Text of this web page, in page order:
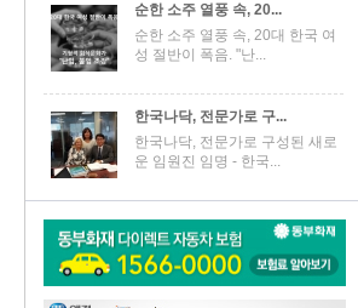
순한 소주 열풍 속, 20...
순한 소주 열풍 속, 20대 한국 여
성 절반이 폭음. "난...
한국나닥, 전문가로 구...
한국나닥, 전문가로 구성된 새로
운 임원진 임명 - 한국...